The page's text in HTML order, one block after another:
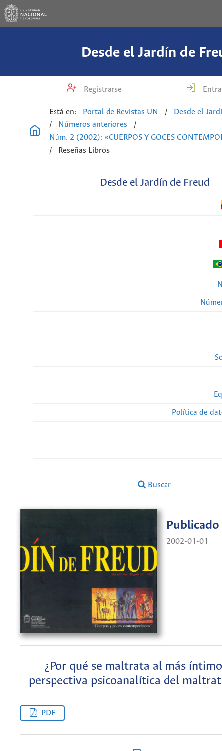
Desde el Jardín de
Registrarse
Está en: Portal de Revistas UN /
Desde el
/
Números anteriores
/
Núm. 2 (2002): «CUERPOS Y GOCES
/
Reseñas Libros
Desde el Jardín de Freud
Política de
Buscar
Publicado
2002-01-01
¿Por qué se maltrata al más
perspectiva psicoanalítica del
PDF